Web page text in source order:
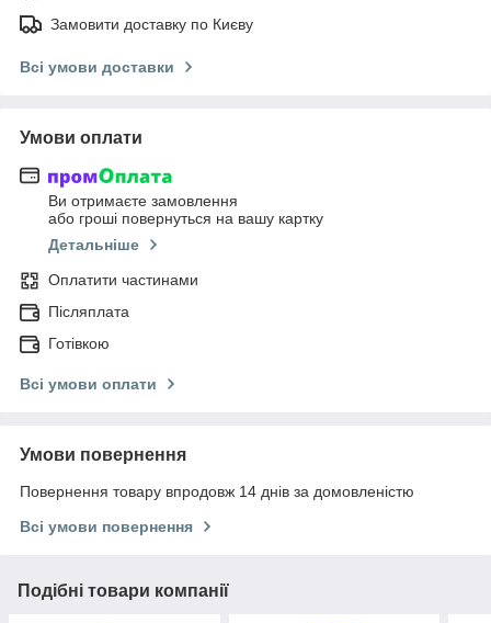
Замовити доставку по Києву
Всі умови доставки
Умови оплати
Ви отримаєте замовлення
або гроші повернуться на вашу картку
Детальніше
Оплатити частинами
Післяплата
Готівкою
Всі умови оплати
Умови повернення
Повернення товару впродовж 14 днів за домовленістю
Всі умови повернення
Подібні товари компанії